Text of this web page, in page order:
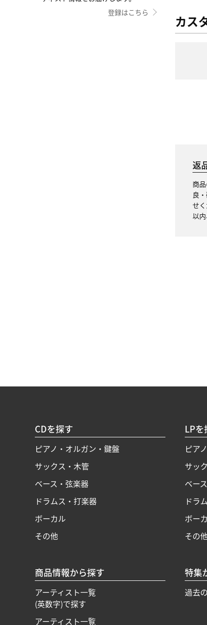
登録はこちら
カス
返
商
良
せ
以
CDを探す
ピアノ・オルガン・鍵盤
サックス・木管
ベース・弦楽器
ドラムス・打楽器
ボーカル
その他
LPを
ピア
サッ
ベー
ドラ
ボー
その
商品情報から探す
アーティスト一覧
(英数字)で探す
アーティスト一覧
特集
過去